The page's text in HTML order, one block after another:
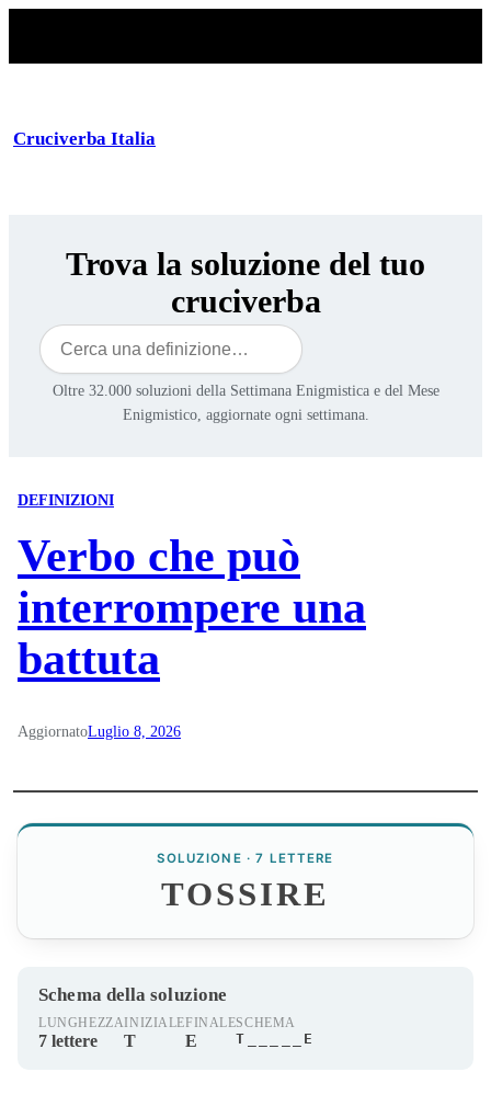
Cruciverba Italia
Trova la soluzione del tuo
cruciverba
Cerca
Oltre 32.000 soluzioni della Settimana Enigmistica e del Mese
Enigmistico, aggiornate ogni settimana.
DEFINIZIONI
Verbo che può
interrompere una
battuta
AggiornatoLuglio 8, 2026
SOLUZIONE · 7 LETTERE
TOSSIRE
Schema della soluzione
LUNGHEZZA
7 lettere
INIZIALE
T
FINALE
E
SCHEMA
T_____E